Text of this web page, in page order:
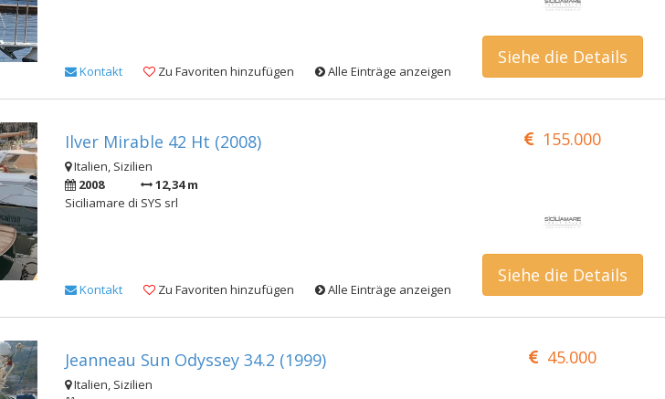
Kontakt Zu Favoriten hinzufügen Alle Einträge anzeigen
Siehe die Details
Ilver Mirable 42 Ht (2008) 155.000
Italien, Sizilien
2008
12,34 m
Siciliamare di SYS srl
Kontakt Zu Favoriten hinzufügen Alle Einträge anzeigen
Siehe die Details
Jeanneau Sun Odyssey 34.2 (1999) 45.000
Italien, Sizilien